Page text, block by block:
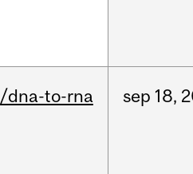
/dna-to-rna sep 18,